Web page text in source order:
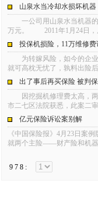
山泉水当冷却水损坏机
一公司用山泉水当机器的
万元。 2011年1月24日
投保机损险，11万维修
为转嫁风险，如今的企业
就可高枕无忧了，孰料出险
出了事后再买保险 被判
因挖掘机修理费太高，两
市二七区法院获悉，此案二
亿元保险诉讼案别解
《中国保险报》4月23日案
就两个主险——财产险和机
9 7 8 :